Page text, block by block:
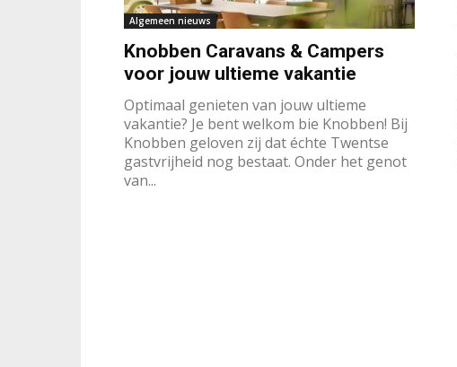
Algemeen nieuws
Knobben Caravans & Campers
voor jouw ultieme vakantie
Optimaal genieten van jouw ultieme
vakantie? Je bent welkom bie Knobben! Bij
Knobben geloven zij dat échte Twentse
gastvrijheid nog bestaat. Onder het genot
van...